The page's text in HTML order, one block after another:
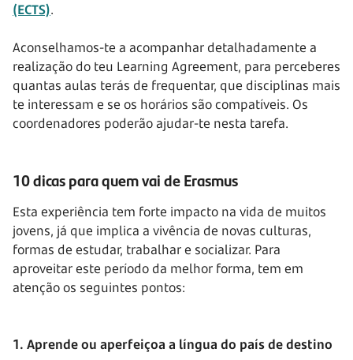
(ECTS).
Aconselhamos-te a acompanhar detalhadamente a
realização do teu Learning Agreement, para perceberes
quantas aulas terás de frequentar, que disciplinas mais
te interessam e se os horários são compatíveis. Os
coordenadores poderão ajudar-te nesta tarefa.
10 dicaspara quem vai de Erasmus
Esta experiência tem forte impacto na vida de muitos
jovens, já que implica a vivência de novas culturas,
formas de estudar, trabalhar e socializar. Para
aproveitar este período da melhor forma, tem em
atenção os seguintes pontos:
1. Aprende ou aperfeiçoa a língua do país de destino